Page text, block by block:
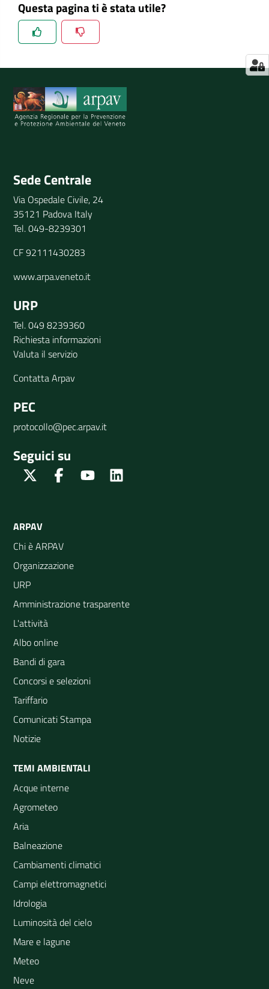
Questa pagina ti è stata utile?
Spiegaci perchè, e aiutaci a migliorare il servizio
Sede Centrale
Via Ospedale Civile, 24
35121 Padova Italy
Tel. 049-8239301
CF 92111430283
www.arpa.veneto.it
URP
Tel. 049 8239360
Richiesta informazioni
Valuta il servizio
Contatta Arpav
PEC
protocollo@pec.arpav.it
Seguici su
Twitter FacebookYoutube
ARPAV
Chi è ARPAV
Organizzazione
URP
Amministrazione trasparente
L'attività
Albo online
Bandi di gara
Concorsi e selezioni
Tariffario
Comunicati Stampa
Notizie
TEMI AMBIENTALI
Acque interne
Agrometeo
Aria
Balneazione
Cambiamenti climatici
Campi elettromagnetici
Idrologia
Luminosità del cielo
Mare e lagune
Meteo
Neve